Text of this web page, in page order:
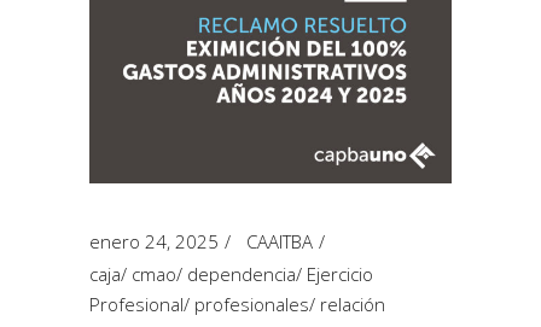
enero 24, 2025
CAAITBA
caja/ cmao/ dependencia/ Ejercicio
Profesional/ profesionales/ relación